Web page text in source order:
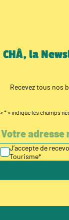
CHÂ, la
Recevez tous nos
« * » indique les champs
J’accepte de
Tourisme*